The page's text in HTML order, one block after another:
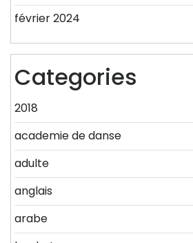
février 2024
Categories
2018
academie de danse
adulte
anglais
arabe